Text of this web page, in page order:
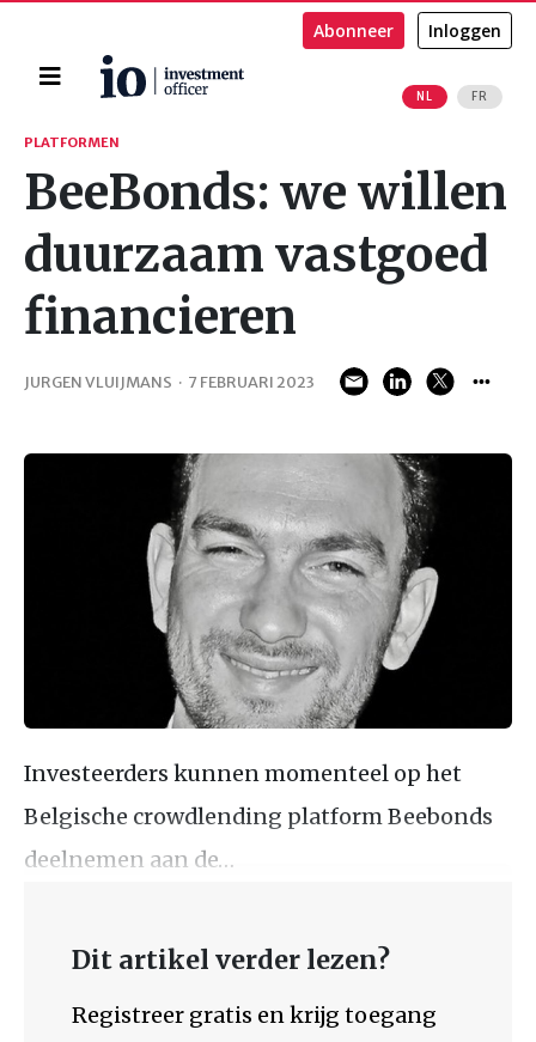
Home
NL FR
Abonneer Inloggen
Zoeken
PLATFORMEN
BeeBonds: we willen
duurzaam vastgoed
financieren
JURGEN VLUIJMANS · 7 FEBRUARI 2023
Investeerders kunnen momenteel op het
Belgische crowdlending platform Beebonds
deelnemen aan de…
Dit artikel verder lezen?
Registreer gratis en krijg toegang